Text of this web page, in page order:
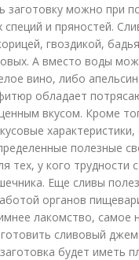
заготовку можно при
и пряностей.
гвоздикой,
А вместо воды
вино, либо
обладает
вкусом. Кроме
полезные
тех, у кого трудности
Еще сливы
органов
лакомство, самое
сливовый
будет иметь